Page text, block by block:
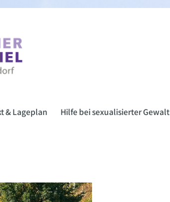
& Lageplan Hilfe bei sexualisierter Gewalt